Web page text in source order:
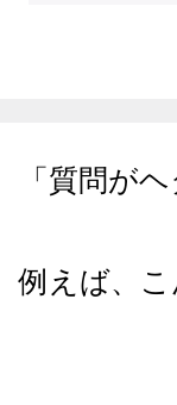
「質問が
例えば、こ